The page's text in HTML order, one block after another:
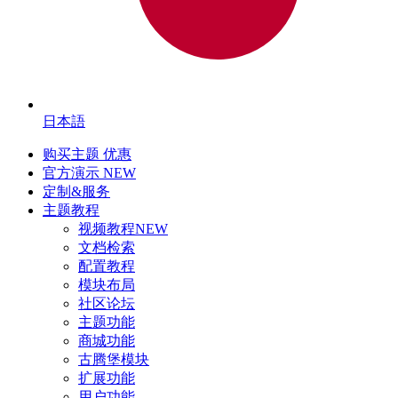
日本語
购买主题 优惠
官方演示 NEW
定制&服务
主题教程
视频教程NEW
文档检索
配置教程
模块布局
社区论坛
主题功能
商城功能
古腾堡模块
扩展功能